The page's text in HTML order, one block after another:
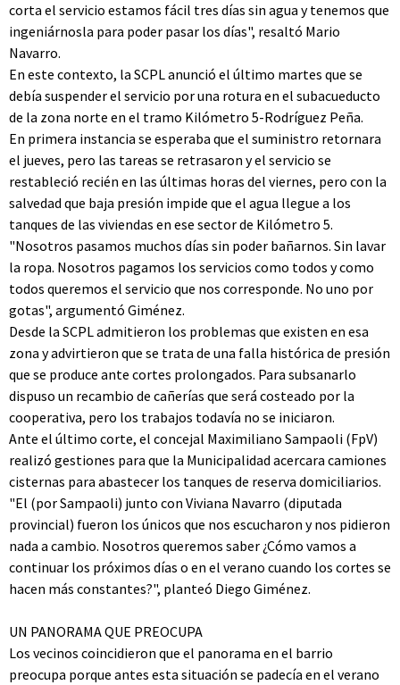
corta el servicio estamos fácil tres días sin agua y tenemos que
ingeniárnosla para poder pasar los días", resaltó Mario
Navarro.
En este contexto, la SCPL anunció el último martes que se
debía suspender el servicio por una rotura en el subacueducto
de la zona norte en el tramo Kilómetro 5-Rodríguez Peña.
En primera instancia se esperaba que el suministro retornara
el jueves, pero las tareas se retrasaron y el servicio se
restableció recién en las últimas horas del viernes, pero con la
salvedad que baja presión impide que el agua llegue a los
tanques de las viviendas en ese sector de Kilómetro 5.
"Nosotros pasamos muchos días sin poder bañarnos. Sin lavar
la ropa. Nosotros pagamos los servicios como todos y como
todos queremos el servicio que nos corresponde. No uno por
gotas", argumentó Giménez.
Desde la SCPL admitieron los problemas que existen en esa
zona y advirtieron que se trata de una falla histórica de presión
que se produce ante cortes prolongados. Para subsanarlo
dispuso un recambio de cañerías que será costeado por la
cooperativa, pero los trabajos todavía no se iniciaron.
Ante el último corte, el concejal Maximiliano Sampaoli (FpV)
realizó gestiones para que la Municipalidad acercara camiones
cisternas para abastecer los tanques de reserva domiciliarios.
"El (por Sampaoli) junto con Viviana Navarro (diputada
provincial) fueron los únicos que nos escucharon y nos pidieron
nada a cambio. Nosotros queremos saber ¿Cómo vamos a
continuar los próximos días o en el verano cuando los cortes se
hacen más constantes?", planteó Diego Giménez.
UN PANORAMA QUE PREOCUPA
Los vecinos coincidieron que el panorama en el barrio
preocupa porque antes esta situación se padecía en el verano